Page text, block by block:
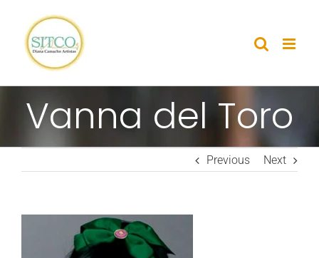
content
Vanna del Toro
Previous Next